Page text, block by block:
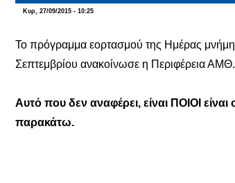
Κυρ, 27/09/2015 - 10:25
Το πρόγραμμα εορτασμού της Ημέρας
Σεπτεμβρίου ανακοίνωσε η Περιφέρεια ΑΜΘ.
Αυτό που δεν αναφέρει, είναι ΠΟΙΟΙ
παρακάτω.